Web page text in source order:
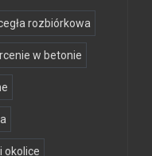
rozbiórkowa
w betonie
okolice